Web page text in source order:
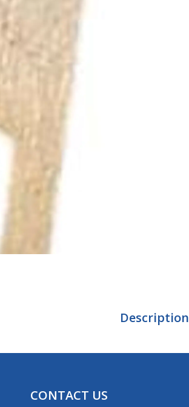
Description
CONTACT US